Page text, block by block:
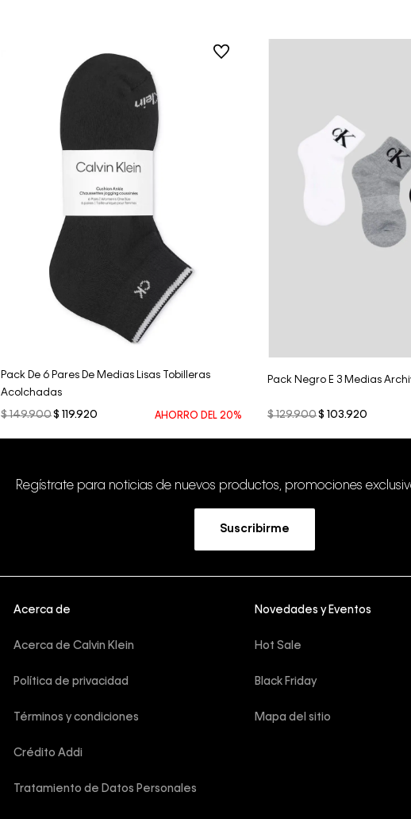
Vista Rápida
Pack De 6 Pares De Medias Lisas Tobilleras
Acolchadas
$ 149.900$ 119.920 AHORRO DEL 20%
Pack Negro E 3 Medias
$ 129.900$ 103.920
Regístrate para noticias de nuevos productos, promociones
Suscribirme
Acerca de
Acerca de Calvin Klein
Política de privacidad
Términos y condiciones
Crédito Addi
Tratamiento de Datos Personales
Novedades y Eventos
Hot Sale
Black Friday
Mapa del sitio